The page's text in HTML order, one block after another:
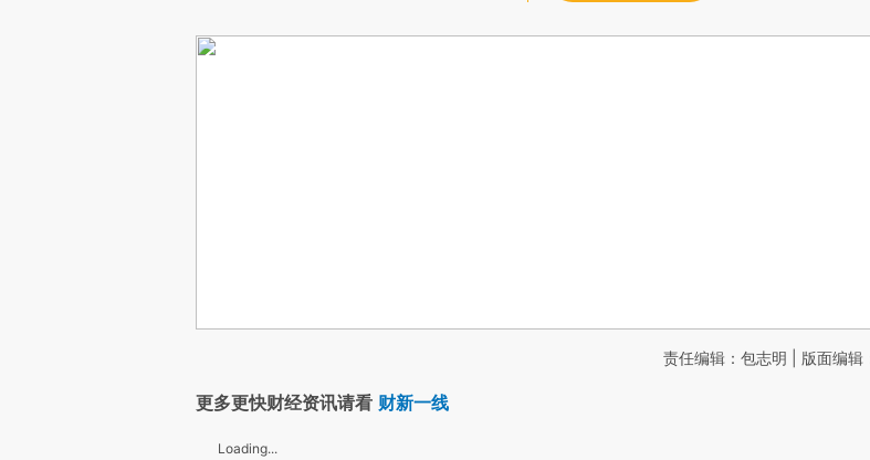
责任编辑：包志明 | 版面编辑
更多更快财经资讯请看 财新一线
Loading...